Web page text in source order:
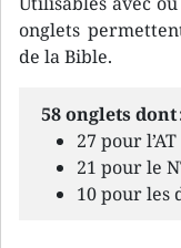
onglets
de la Bible.
58 onglets dont
27 pour
21 pour le
10 pour les